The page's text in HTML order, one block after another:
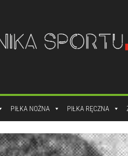
PIŁKA NOŻNA PIŁKA RĘCZNA